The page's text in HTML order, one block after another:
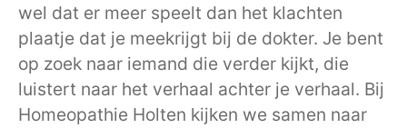
wel dat er meer speelt dan het klachten
plaatje dat je meekrijgt bij de dokter. Je bent
op zoek naar iemand die verder kijkt, die
luistert naar het verhaal achter je verhaal. Bij
Homeopathie Holten kijken we samen naar